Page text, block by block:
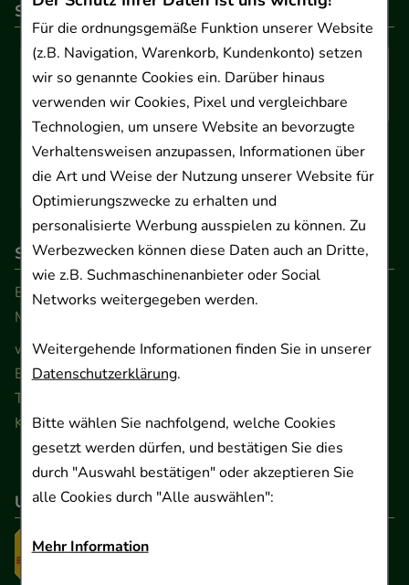
Für die ordnungsgemäße Funktion unserer Website
(z.B. Navigation, Warenkorb, Kundenkonto) setzen
wir so genannte Cookies ein. Darüber hinaus
verwenden wir Cookies, Pixel und vergleichbare
Technologien, um unsere Website an bevorzugte
Verhaltensweisen anzupassen, Informationen über
die Art und Weise der Nutzung unserer Website für
Optimierungszwecke zu erhalten und
personalisierte Werbung ausspielen zu können. Zu
Werbezwecken können diese Daten auch an Dritte,
wie z.B. Suchmaschinenanbieter oder Social
Networks weitergegeben werden.
Weitergehende Informationen finden Sie in unserer
Datenschutzerklärung.
Bitte wählen Sie nachfolgend, welche Cookies
gesetzt werden dürfen, und bestätigen Sie dies
durch "Auswahl bestätigen" oder akzeptieren Sie
alle Cookies durch "Alle auswählen":
Mehr Information
So können Sie bezahlen
So erreichen Sie uns
Beratung und Kundenservice:
Montag - Freitag von 9.00 bis 17.00 Uhr
www.ApoSalis.de· E-Mail:info@ApoSalis.de
Ernst-August-Platz 2 · 30159 Hannover
Telefon 0511 89 71 80 0 · Fax 0511 89 71 80 11
Kontaktformular
Unser Versanddienstleister